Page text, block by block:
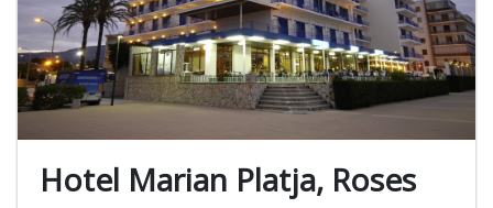
Hotel Marian Platja, Roses